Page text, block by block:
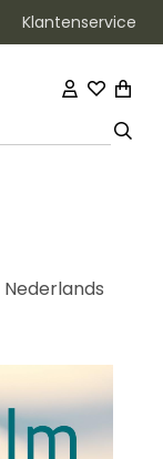
Klantenservice
Nederlands